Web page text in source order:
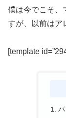
僕は今でこそ、
すが、以前はア
[template